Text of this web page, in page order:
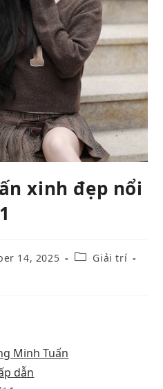
xinh đẹp nổi
14, 2025
Giải trí
Minh Tuấn
dẫn